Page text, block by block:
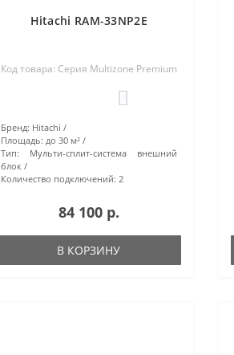
Hitachi RAM-33NP2E
Код товара: Серия Multizone Premium
Бренд: Hitachi
Площадь: до 30 м²
Тип:
Мульти-сплит-система внешний
блок
Количество подключений: 2
84 100 р.
В КОРЗИНУ